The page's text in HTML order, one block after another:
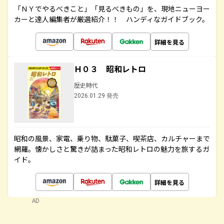
「ＮＹでやるべきこと」「見るべきもの」を、現地ニューヨー
カーと達人編集者が厳選紹介！！ ハンディなガイドブック。
詳細を見る
Ｈ０３ 昭和レトロ
歴史時代
2026.01.29 発売
昭和の風景、家電、乗り物、駄菓子、喫茶店、カルチャーまで
網羅。懐かしさと驚きが詰まった昭和レトロの魅力を旅するガ
イド。
詳細を見る
AD